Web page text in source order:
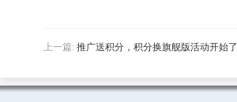
上一篇: 推广送积分，积分换旗舰版活动开始了